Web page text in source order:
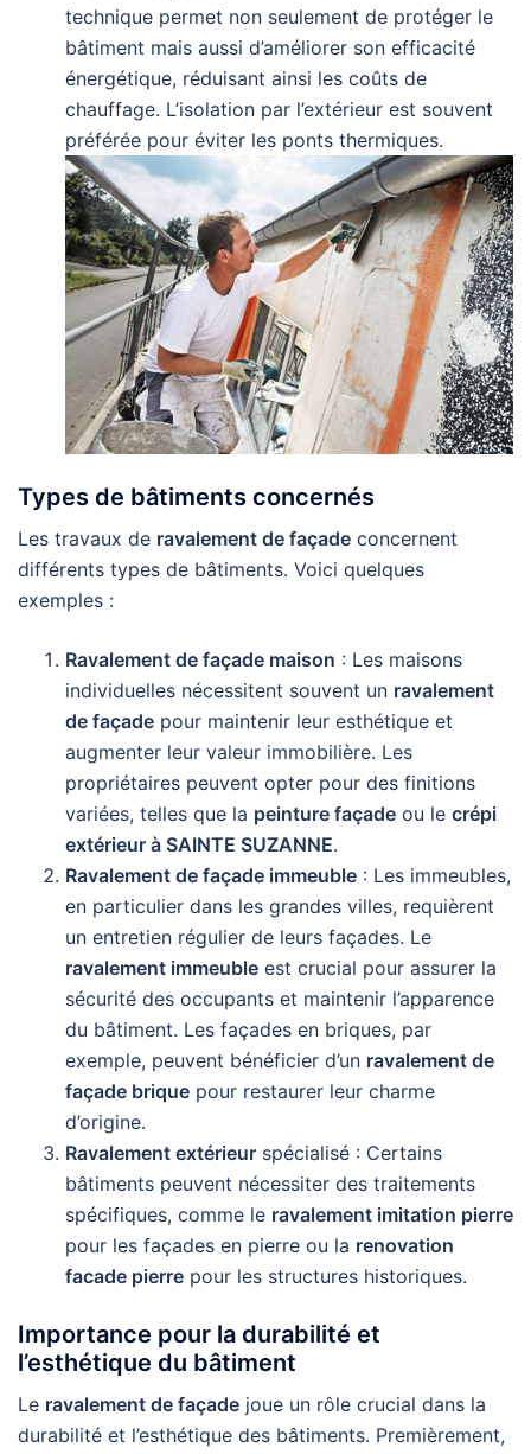
technique permet non seulement de protéger le
bâtiment mais aussi d’améliorer son efficacité
énergétique, réduisant ainsi les coûts de
chauffage. L’isolation par l’extérieur est souvent
préférée pour éviter les ponts thermiques.
Types de bâtiments concernés
Les travaux de ravalement de façade concernent
différents types de bâtiments. Voici quelques
exemples :
Ravalement de façade maison : Les maisons
individuelles nécessitent souvent un ravalement
de façade pour maintenir leur esthétique et
augmenter leur valeur immobilière. Les
propriétaires peuvent opter pour des finitions
variées, telles que la peinture façade ou le crépi
extérieur à SAINTE SUZANNE.
Ravalement de façade immeuble : Les immeubles,
en particulier dans les grandes villes, requièrent
un entretien régulier de leurs façades. Le
ravalement immeuble est crucial pour assurer la
sécurité des occupants et maintenir l’apparence
du bâtiment. Les façades en briques, par
exemple, peuvent bénéficier d’un ravalement de
façade brique pour restaurer leur charme
d’origine.
Ravalement extérieur spécialisé : Certains
bâtiments peuvent nécessiter des traitements
spécifiques, comme le ravalement imitation pierre
pour les façades en pierre ou la renovation
facade pierre pour les structures historiques.
Importance pour la durabilité et
l’esthétique du bâtiment
Le ravalement de façade joue un rôle crucial dans la
durabilité et l’esthétique des bâtiments. Premièrement,